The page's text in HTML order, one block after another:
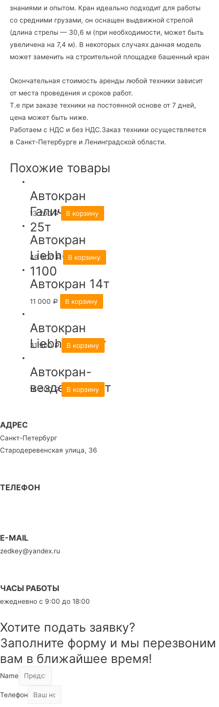
знаниями и опытом. Кран идеально подходит для работы
со средними грузами, он оснащен выдвижной стрелой
(длина стрелы — 30,6 м (при необходимости, может быть
увеличена на 7,4 м). В некоторых случаях данная модель
может заменить на строительной площадке башенный кран
Окончательная стоимость аренды любой техники зависит
от места проведения и сроков работ.
Т.е при заказе техники на постоянной основе от 7 дней,
цена может быть ниже.
Работаем с НДС и без НДС.Заказ техники осуществляется
в Санкт-Петербурге и Ленинградской области.
Похожие товары
Автокран
Галичанин
25т
13 200Р В корзину
Автокран
Liebherr LTM
1100
49 900 Р В корзину
Автокран 14т
11 000 Р В корзину
Автокран
Liebherr 70 т
31 900Р В корзину
Автокран-
вездеход 25т
16 000Р В корзину
АДРЕС
Санкт-Петербург
Стародеревенская улица, 36
ТЕЛЕФОН
E-MAIL
zedkey@yandex.ru
ЧАСЫ РАБОТЫ
ежедневно с 9:00 до 18:00
Хотите подать заявку?
Заполните форму и мы перезвоним
вам в ближайшее время!
Name
Телефон